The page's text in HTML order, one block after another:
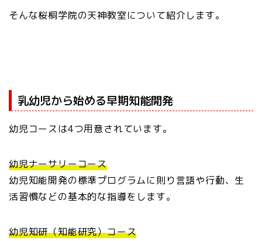
そんな桜桐学院の天神教室について紹介します。
乳幼児から始める早期知能開発
幼児コースは4つ用意されています。
幼児ナーサリーコース
幼児知能開発の標準プログラムに則り言語や行動、生
活習慣などの基本的な指導をします。
幼児知研（知能研究）コース